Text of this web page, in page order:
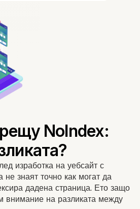
изработка на уебсайт с
знаят точно как могат да
дадена страница. Ето защо
внимание на разликата между